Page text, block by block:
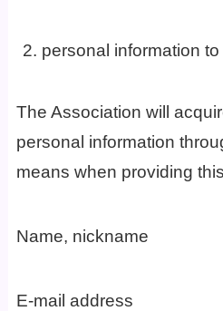
personal information
The Association will
personal information
means when providing
Name, nickname
E-mail address